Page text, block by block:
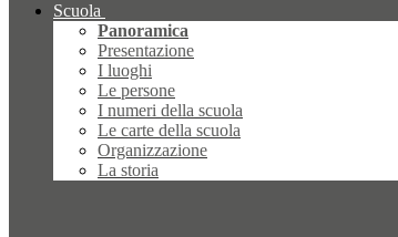
Scuola
Panoramica
Presentazione
I luoghi
Le persone
I numeri della scuola
Le carte della scuola
Organizzazione
La storia